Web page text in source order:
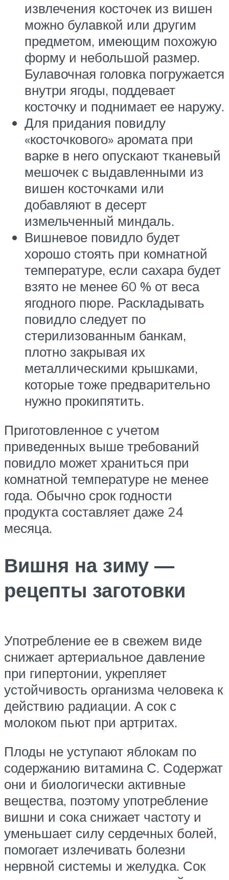
извлечения косточек из вишен
можно булавкой или другим
предметом, имеющим похожую
форму и небольшой размер.
Булавочная головка погружается
внутри ягоды, поддевает
косточку и поднимает ее наружу.
Для придания повидлу
«косточкового» аромата при
варке в него опускают тканевый
мешочек с выдавленными из
вишен косточками или
добавляют в десерт
измельченный миндаль.
Вишневое повидло будет
хорошо стоять при комнатной
температуре, если сахара будет
взято не менее 60 % от веса
ягодного пюре. Раскладывать
повидло следует по
стерилизованным банкам,
плотно закрывая их
металлическими крышками,
которые тоже предварительно
нужно прокипятить.
Приготовленное с учетом
приведенных выше требований
повидло может храниться при
комнатной температуре не менее
года. Обычно срок годности
продукта составляет даже 24
месяца.
Вишня на зиму —
рецепты заготовки
Употребление ее в свежем виде
снижает артериальное давление
при гипертонии, укрепляет
устойчивость организма человека к
действию радиации. А сок с
молоком пьют при артритах.
Плоды не уступают яблокам по
содержанию витамина С. Содержат
они и биологически активные
вещества, поэтому употребление
вишни и сока снижает частоту и
уменьшает силу сердечных болей,
помогает излечивать болезни
нервной системы и желудка. Сок